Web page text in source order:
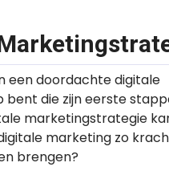
een doordachte digitale
die zijn eerste
marketingstrategie
marketing zo
brengen?